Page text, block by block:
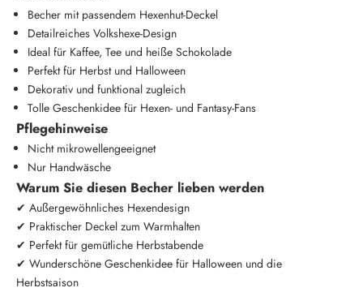
Becher mit passendem Hexenhut-Deckel
Detailreiches Volkshexe-Design
Ideal für Kaffee, Tee und heiße Schokolade
Perfekt für Herbst und Halloween
Dekorativ und funktional zugleich
Tolle Geschenkidee für Hexen- und Fantasy-Fans
Pflegehinweise
Nicht mikrowellengeeignet
Nur Handwäsche
Warum Sie diesen Becher lieben werden
✔ Außergewöhnliches Hexendesign
✔ Praktischer Deckel zum Warmhalten
✔ Perfekt für gemütliche Herbstabende
✔ Wunderschöne Geschenkidee für Halloween und die
Herbstsaison